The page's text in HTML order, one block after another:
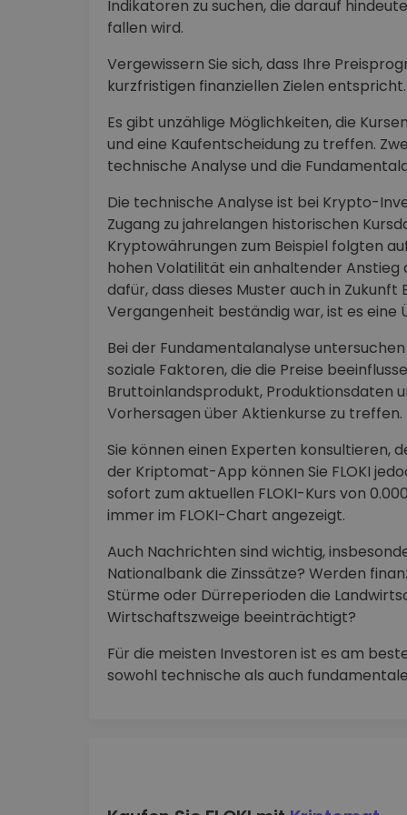
Indikatoren zu suchen, die darauf
fallen wird.
Vergewissern Sie sich, dass Ihre
kurzfristigen finanziellen Zielen entspricht.
Es gibt unzählige Möglichkeiten, die
und eine Kaufentscheidung zu treffen.
technische Analyse und die
Die technische Analyse ist bei Krypto-
Zugang zu jahrelangen historischen
Kryptowährungen zum Beispiel folgten
hohen Volatilität ein anhaltender Anstieg
dafür, dass dieses Muster auch in
Vergangenheit beständig war, ist es eine
Bei der Fundamentalanalyse
soziale Faktoren, die die Preise
Bruttoinlandsprodukt, Produktionsdaten
Vorhersagen über Aktienkurse zu treffen.
Sie können einen Experten konsultieren,
der Kriptomat-App können Sie FLOKI
sofort zum aktuellen FLOKI-Kurs von
immer im FLOKI-Chart angezeigt.
Auch Nachrichten sind wichtig,
Nationalbank die Zinssätze? Werden
Stürme oder Dürreperioden die
Wirtschaftszweige beeinträchtigt?
Für die meisten Investoren ist es am
sowohl technische als auch